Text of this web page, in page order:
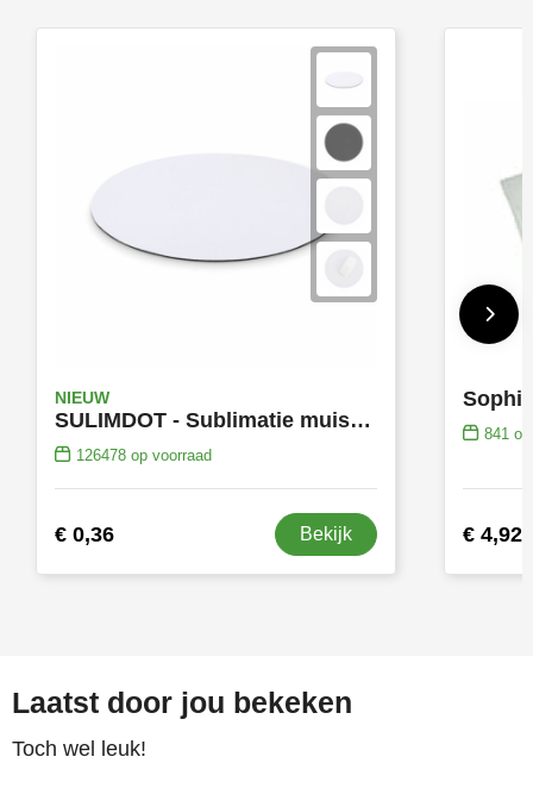
NIEUW
SULIMDOT - Sublimatie muismat rond
126478op voorraad
€ 0,36 Bekijk
841op
€ 4,92
Laatst door jou bekeken
Toch wel leuk!